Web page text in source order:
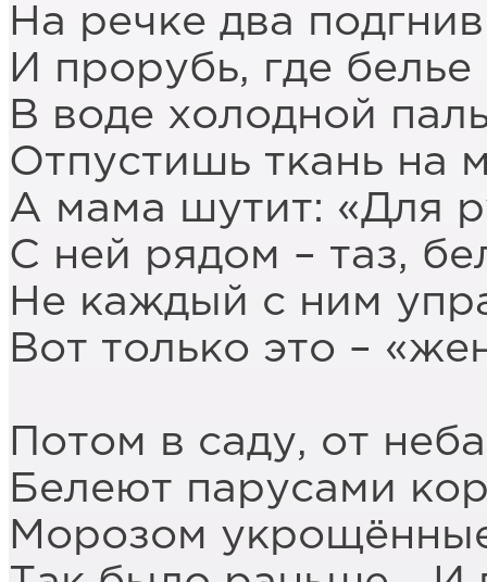
На речке два
И прорубь, где
В воде холодной
Отпустишь ткань на
А мама шутит: «Для
С ней рядом – таз,
Не каждый с ним
Вот только это –
Потом в саду, от
Белеют парусами
Морозом